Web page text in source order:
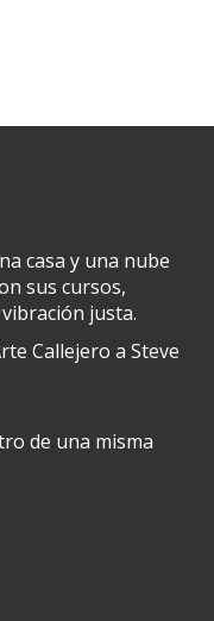
casa y una nube
sus cursos,
justa.
Callejero a Steve
de una misma